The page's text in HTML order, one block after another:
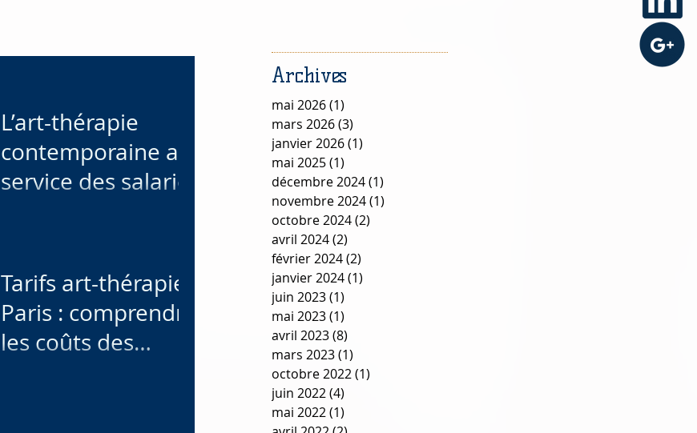
L’art-thérapie
contemporaine au
service des salariés
d’expérience
Tarifs art-thérapie
Paris : comprendre
les coûts des
Archives
mai 2026(1)
mars 2026(3)
janvier 2026(1)
mai 2025(1)
décembre 2024(1)
novembre 2024(1)
octobre 2024(2)
avril 2024(2)
février 2024(2)
janvier 2024(1)
juin 2023(1)
mai 2023(1)
avril 2023(8)
mars 2023(1)
octobre 2022(1)
juin 2022(4)
mai 2022(1)